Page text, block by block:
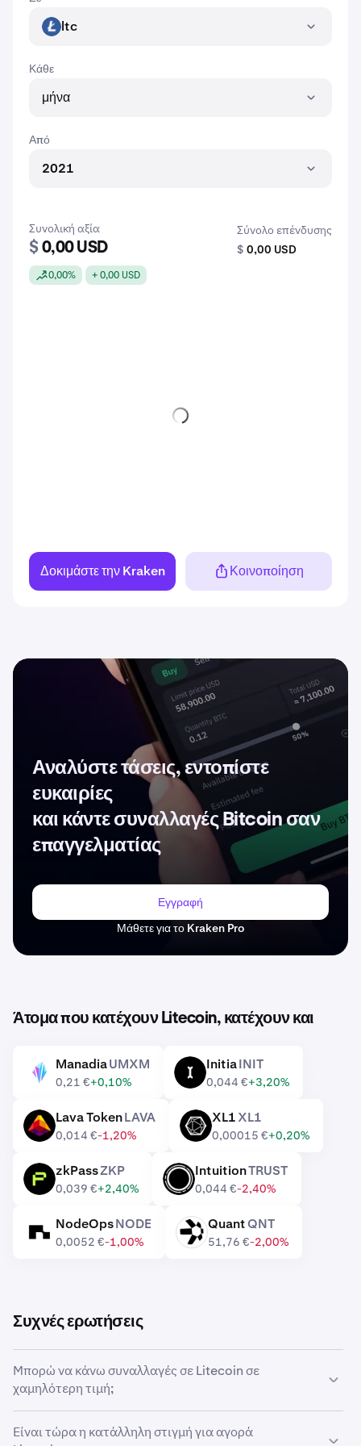
LTC ltc
Κάθε
μήνα
Από
2021
Συνολική αξία
$ 0,00 USD
0,00% + 0,00 USD
Σύνολο επένδυσης
$ 0,00 USD
Δοκιμάστε την Kraken Κοινοποίηση
Αναλύστε τάσεις, εντοπίστε
ευκαιρίες
και κάντε συναλλαγές Bitcoin σαν
επαγγελματίας
Εγγραφή
Μάθετε για το Kraken Pro
Άτομα που κατέχουν Litecoin, κατέχουν και
UMXM ManadiaUMXM
0,21 €+0,10%
InitiaINIT
0,044 €+3,20%
LAVA Lava TokenLAVA
0,014 €-1,20%
XL1 XL1XL1
0,00015 €+0,20%
ZKP zkPassZKP
0,039 €+2,40%
IntuitionTRUST
0,044 €-2,40%
NODE NodeOpsNODE
0,0052 €-1,00%
QNT QuantQNT
51,76 €-2,00%
Συχνές ερωτήσεις
Μπορώ να κάνω συναλλαγές σε Litecoin σε
χαμηλότερη τιμή;
εντολές στην Kraken για να αγοράσετε αυτόματα
Είναι τώρα η κατάλληλη στιγμή για αγορά